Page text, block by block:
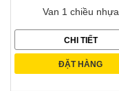
Van 1 chiều nhựa
CHI TIẾT
ĐẶT HÀNG